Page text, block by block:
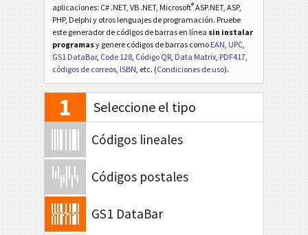
aplicaciones: C# .NET, VB .NET, Microsoft®ASP.NET, ASP,
PHP, Delphi y otros lenguajes de programación. Pruebe
este generador de códigos de barras en línea sin instalar
programasy genere códigos de barras como EAN, UPC,
GS1 DataBar, Code 128, Código QR, Data Matrix, PDF417,
códigos de correos, ISBN, etc. (Condiciones de uso).
1 Seleccione el tipo
Códigos lineales
Códigos postales
GS1 DataBar